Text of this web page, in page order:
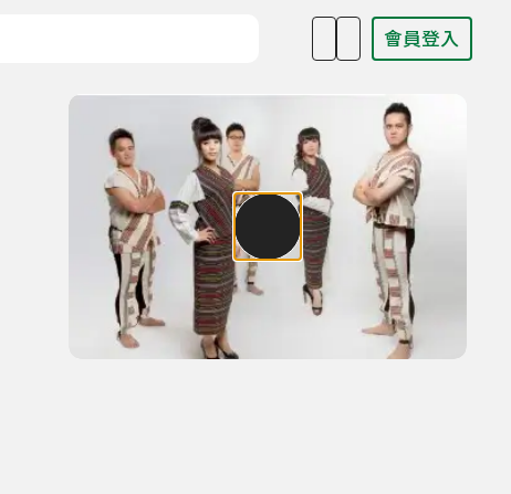
會員登入